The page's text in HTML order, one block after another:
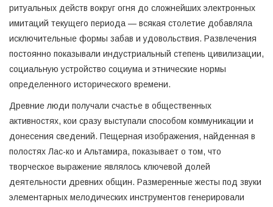
ритуальных действ вокруг огня до сложнейших электронных
имитаций текущего периода — всякая столетие добавляла
исключительные формы забав и удовольствия. Развлечения
постоянно показывали индустриальный степень цивилизации,
социальную устройство социума и этнические нормы
определенного исторического времени.
Древние люди получали счастье в общественных
активностях, кои сразу выступали способом коммуникации и
донесения сведений. Пещерная изображения, найденная в
полостях Лас-ко и Альтамира, показывает о том, что
творческое выражение являлось ключевой долей
деятельности древних общин. Размеренные жесты под звуки
элементарных мелодических инструментов генерировали